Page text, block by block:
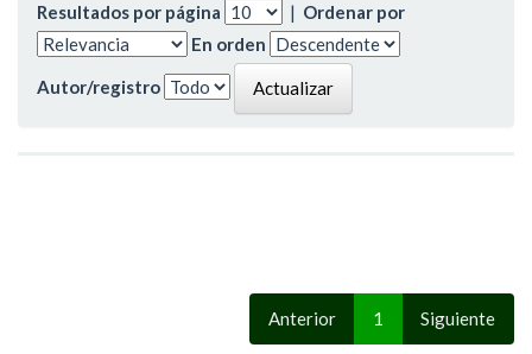
Resultados por página | Ordenar por
En orden
Autor/registro
Anterior 1 Siguiente